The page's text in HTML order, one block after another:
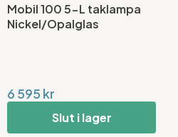
Mobil 100 5-L taklampa
Nickel/Opalglas
6 595 kr
Slut i lager